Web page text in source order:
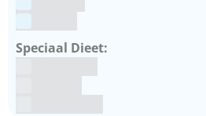
Speciaal Dieet: